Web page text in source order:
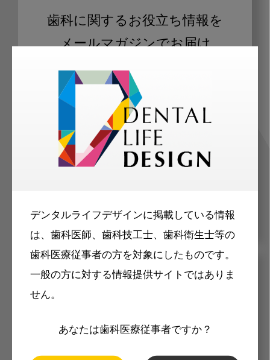
デンタルライフデザインに掲載している情報
は、歯科医師、歯科技工士、歯科衛生士等の
歯科医療従事者の方を対象にしたものです。
一般の方に対する情報提供サイトではありま
せん。
あなたは歯科医療従事者ですか？
歯科に関するお役立ち情報を
メールマガジンでお届け
ご登録いただいた職種（歯科医師、歯
科衛生士、歯科技工士）に合わせた内
容のメールマガジンをお届けします。
メリット